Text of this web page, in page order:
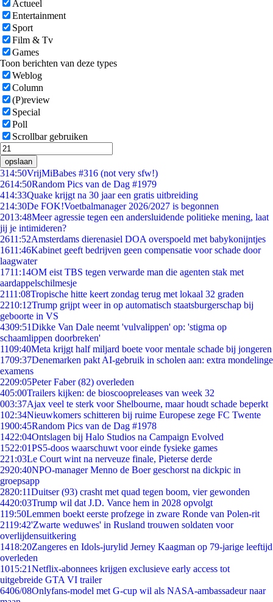
Actueel
Entertainment
Sport
Film & Tv
Games
Toon berichten van deze types
Weblog
Column
(P)review
Special
Poll
Scrollbar gebruiken
opslaan
314:50VrijMiBabes #316 (not very sfw!)
2614:50Random Pics van de Dag #1979
414:33Quake krijgt na 30 jaar een gratis uitbreiding
214:30De FOK!Voetbalmanager 2026/2027 is begonnen
2013:48Meer agressie tegen een andersluidende politieke mening, laat
jij je intimideren?
2611:52Amsterdams dierenasiel DOA overspoeld met babykonijntjes
1611:46Kabinet geeft bedrijven geen compensatie voor schade door
laagwater
1711:14OM eist TBS tegen verwarde man die agenten stak met
aardappelschilmesje
2111:08Tropische hitte keert zondag terug met lokaal 32 graden
2210:12Trump grijpt weer in op automatisch staatsburgerschap bij
geboorte in VS
4309:51Dikke Van Dale neemt 'vulvalippen' op: 'stigma op
schaamlippen doorbreken'
1109:40Meta krijgt half miljard boete voor mentale schade bij jongeren
1709:37Denemarken pakt AI-gebruik in scholen aan: extra mondelinge
examens
2209:05Peter Faber (82) overleden
405:00Trailers kijken: de bioscoopreleases van week 32
003:37Ajax veel te sterk voor Shelbourne, maar houdt schade beperkt
102:34Nieuwkomers schitteren bij ruime Europese zege FC Twente
1900:45Random Pics van de Dag #1978
1422:04Ontslagen bij Halo Studios na Campaign Evolved
1522:01PS5-doos waarschuwt voor einde fysieke games
221:03Le Court wint na nerveuze finale, Pieterse derde
2920:40NPO-manager Menno de Boer geschorst na dickpic in
groepsapp
2820:11Duitser (93) crasht met quad tegen boom, vier gewonden
4420:03Trump wil dat J.D. Vance hem in 2028 opvolgt
119:50Lemmen boekt eerste profzege in zware Ronde van Polen-rit
2119:42'Zwarte weduwes' in Rusland trouwen soldaten voor
overlijdensuitkering
1418:20Zangeres en Idols-jurylid Jerney Kaagman op 79-jarige leeftijd
overleden
1015:21Netflix-abonnees krijgen exclusieve early access tot
uitgebreide GTA VI trailer
6406/08Onlyfans-model met G-cup wil als NASA-ambassadeur naar